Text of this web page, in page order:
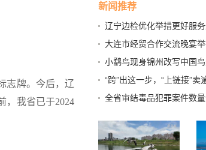
志牌。今后，辽
，我省已于2024
新闻推荐
辽宁边检优化举措更好服
大连市经贸合作交流晚宴
小鹬鸟现身锦州改写中国
“跨”出这一步，“上链接”卖
全省审结毒品犯罪案件数